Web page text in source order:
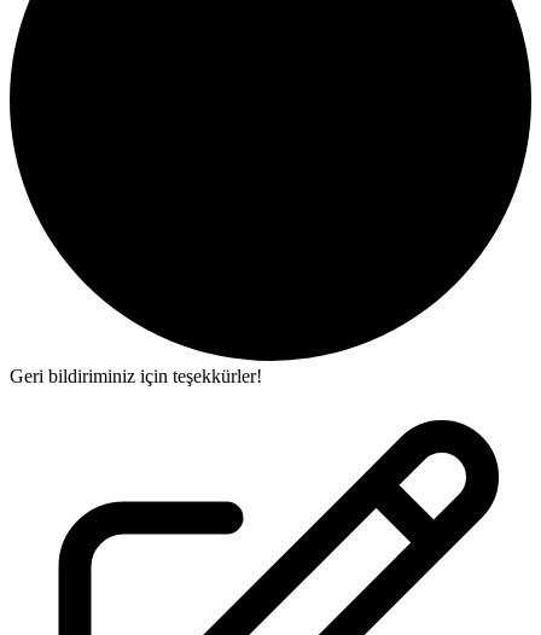
Geri bildiriminiz için teşekkürler!